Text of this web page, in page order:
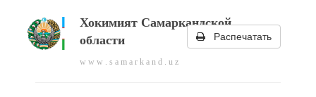
Хокимият Самаркандской
области
w w w . s a m a r k a n d . u z
Распечатать